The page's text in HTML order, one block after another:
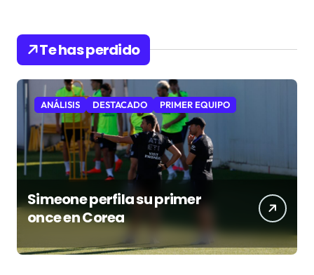
Te has perdido
ANÁLISIS DESTACADO PRIMER EQUIPO
Simeone perfila su primer
once en Corea